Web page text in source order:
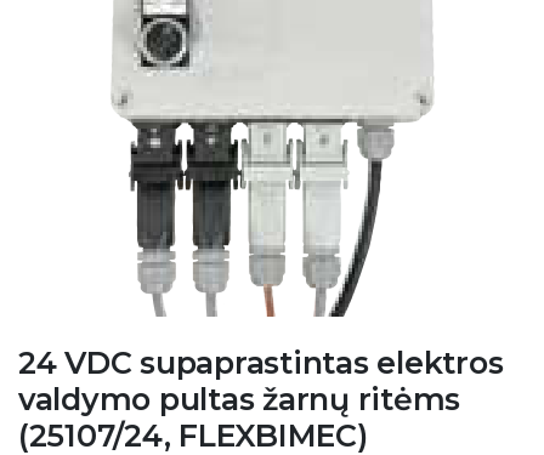
24 VDC supaprastintas elektros
valdymo pultas žarnų ritėms
(25107/24, FLEXBIMEC)